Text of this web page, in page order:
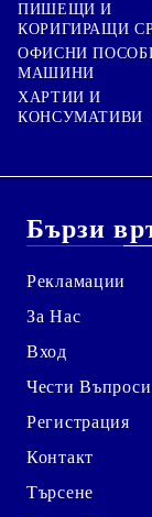
ПИШЕЩИ И
КОРИГИРАЩИ
ОФИСНИ
МАШИНИ
ХАРТИИ И
КОНСУМАТИВИ
Бързи
Рекламации
За Нас
Вход
Чести Въпроси
Регистрация
Контакт
Търсене